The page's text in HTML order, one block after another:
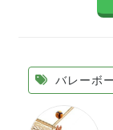
バレーボ